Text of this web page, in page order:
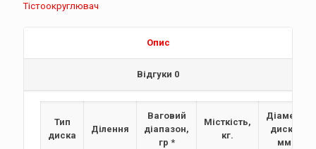
Тістоокруглювач
Опис
Відгуки 0
Тип
диска
Ділення
Ваговий
діапазон,
гр *
Місткість,
кг.
Діаметр
диска,
мм.